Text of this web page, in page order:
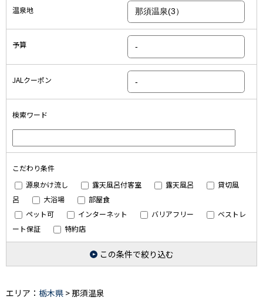
温泉地
予算
JALクーポン
検索ワード
こだわり条件
源泉かけ流し
露天風呂付客室 露天風呂
貸切風
呂
大浴場
部屋食
ペット可
インターネット バリアフリー
ベストレ
ート保証
特約店
この条件で絞り込む
エリア： 栃木県 > 那須温泉